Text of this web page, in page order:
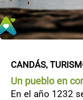
CANDÁS,
Un pueblo en
En el año 1232